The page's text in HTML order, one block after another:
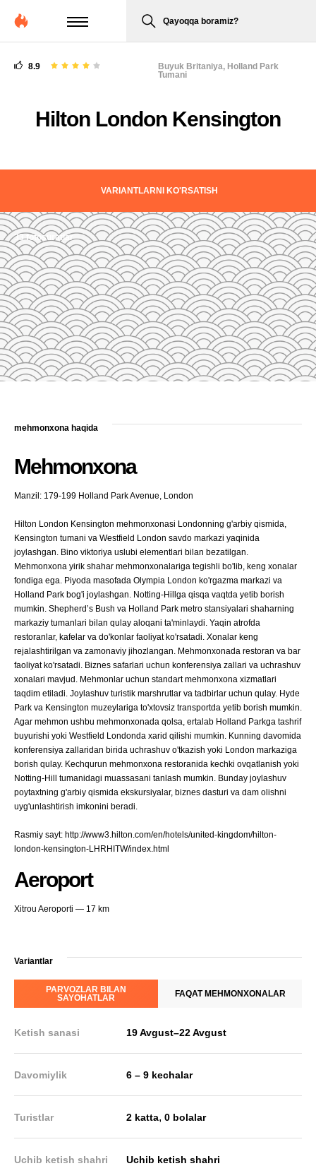
Qayoqqa boramiz?
8.9
Hilton London Kensington
Buyuk Britaniya, Holland Park
Tumani
VARIANTLARNI KO'RSATISH
33 fotosuratlar
mehmonxona haqida
Mehmonxona
Manzil: 179-199 Holland Park Avenue, London
Hilton London Kensington mehmonxonasi Londonning g'arbiy qismida,
Kensington tumani va Westfield London savdo markazi yaqinida
joylashgan. Bino viktoriya uslubi elementlari bilan bezatilgan.
Mehmonxona yirik shahar mehmonxonalariga tegishli bo'lib, keng xonalar
fondiga ega. Piyoda masofada Olympia London ko'rgazma markazi va
Holland Park bog'i joylashgan. Notting-Hillga qisqa vaqtda yetib borish
mumkin. Shepherd’s Bush va Holland Park metro stansiyalari shaharning
markaziy tumanlari bilan qulay aloqani ta'minlaydi. Yaqin atrofda
restoranlar, kafelar va do'konlar faoliyat ko'rsatadi. Xonalar keng
rejalashtirilgan va zamonaviy jihozlangan. Mehmonxonada restoran va bar
faoliyat ko'rsatadi. Biznes safarlari uchun konferensiya zallari va uchrashuv
xonalari mavjud. Mehmonlar uchun standart mehmonxona xizmatlari
taqdim etiladi. Joylashuv turistik marshrutlar va tadbirlar uchun qulay. Hyde
Park va Kensington muzeylariga to'xtovsiz transportda yetib borish mumkin.
Agar mehmon ushbu mehmonxonada qolsa, ertalab Holland Parkga tashrif
buyurishi yoki Westfield Londonda xarid qilishi mumkin. Kunning davomida
konferensiya zallaridan birida uchrashuv o'tkazish yoki London markaziga
borish qulay. Kechqurun mehmonxona restoranida kechki ovqatlanish yoki
Notting-Hill tumanidagi muassasani tanlash mumkin. Bunday joylashuv
poytaxtning g'arbiy qismida ekskursiyalar, biznes dasturi va dam olishni
uyg'unlashtirish imkonini beradi.
Rasmiy sayt: http://www3.hilton.com/en/hotels/united-kingdom/hilton-
london-kensington-LHRHITW/index.html
Aeroport
Xitrou Aeroporti — 17 km
Variantlar
PARVOZLAR BILAN
SAYOHATLAR
FAQAT MEHMONXONALAR
Ketish sanasi 19 Avgust–22 Avgust
Davomiylik 6 – 9 kechalar
Turistlar 2 katta,0 bolalar
Uchib ketish shahri Uchib ketish shahri